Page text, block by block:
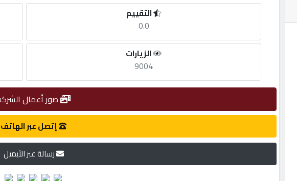
التقييم
0.0
الزيارات
9004
صور أعمال
إتصل عبر الهاتف
رسالة عبر الأيميل